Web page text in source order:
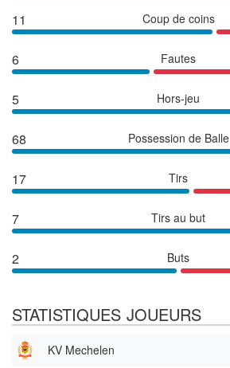
11 Coup de coins
6 Fautes
5 Hors-jeu
68 Possession de Balle
17 Tirs
7 Tirs au but
2 Buts
STATISTIQUES JOUEURS
KV Mechelen